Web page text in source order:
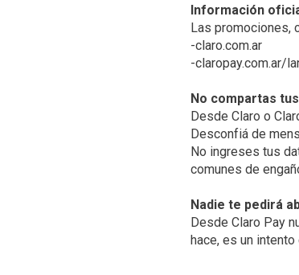
Información
Las promociones,
-claro.com.ar
-claropay.com.ar/
No compartas
Desde Claro o
Desconfiá de
No ingreses tus
comunes de
Nadie te pedirá
Desde Claro Pay
hace, es un intento